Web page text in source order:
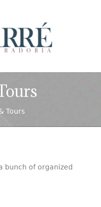
Tours
bunch of organized